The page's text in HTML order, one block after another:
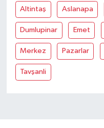
Altintaş Aslanapa
Dumlupinar Emet
Merkez Pazarlar
Tavşanli